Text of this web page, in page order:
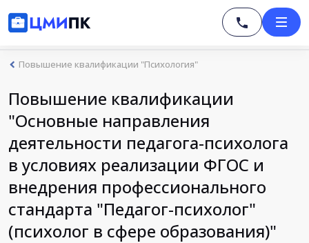
Повышение квалификации "Психология"
Повышение квалификации
"Основные направления
деятельности педагога-психолога
в условиях реализации ФГОС и
внедрения профессионального
стандарта "Педагог-психолог"
(психолог в сфере образования)"